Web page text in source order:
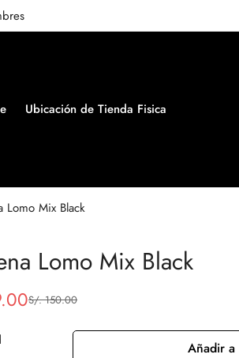
Ubicación de Tienda Fisica
Lomo Mix Black
Lomo Mix Black
S/. 150.00
Añadir a